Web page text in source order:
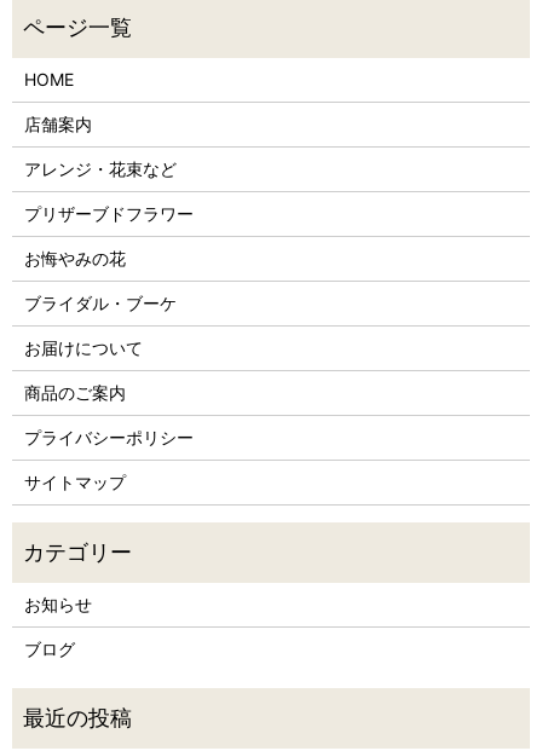
HOME
店舗案内
アレンジ・花束など
プリザーブドフラワー
お悔やみの花
ブライダル・ブーケ
お届けについて
商品のご案内
プライバシーポリシー
サイトマップ
お知らせ
ブログ